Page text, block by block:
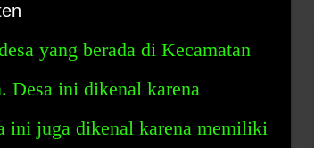
yang berada di Kecamatan
Desa ini dikenal karena
ini juga dikenal karena memiliki